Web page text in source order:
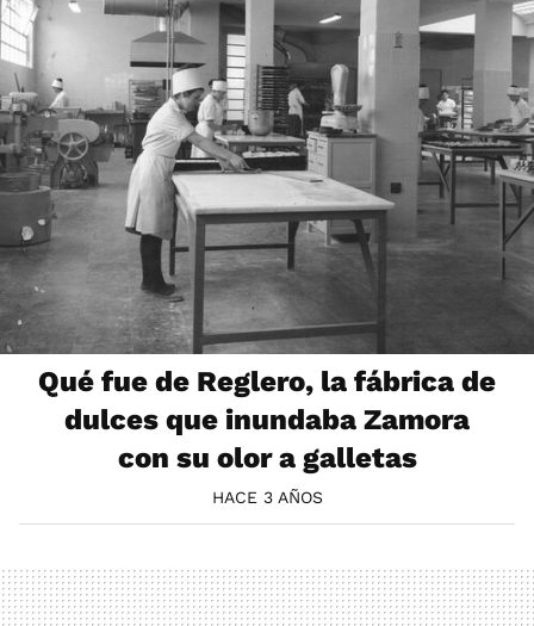
Qué fue de Reglero, la fábrica de
dulces que inundaba Zamora
con su olor a galletas
HACE 3 AÑOS